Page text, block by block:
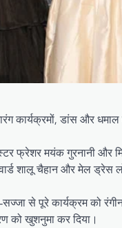
कार्यक्रमों, डांस और
फ्रेशर मयंक गुरनानी और
शालू चैहान और मेल ड्रेस
से पूरे कार्यक्रम को
को खुशनुमा कर दिया।